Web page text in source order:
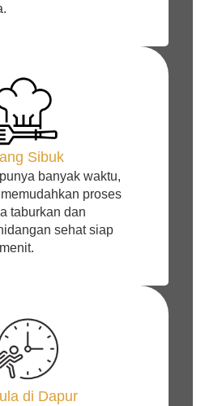
Sibuk
banyak waktu,
proses
taburkan dan
sehat siap
di Dapur